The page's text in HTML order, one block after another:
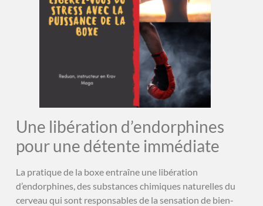
Une libération d’endorphines
pour une détente immédiate
La pratique de la boxe entraîne une libération
d’endorphines, des substances chimiques naturelles du
cerveau qui sont responsables de la sensation de bien-